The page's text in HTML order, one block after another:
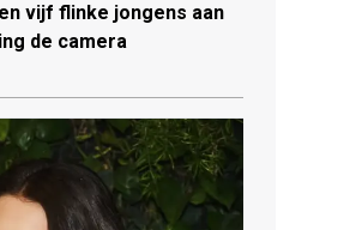
vijf flinke jongens aan
de camera